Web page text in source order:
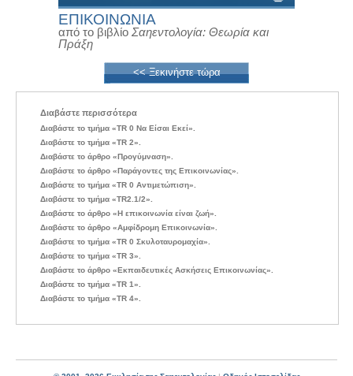
ΕΠΙΚΟΙΝΩΝΙΑ
από το βιβλίο Σαηεντολογία: Θεωρία και
Πράξη
<< Ξεκινήστε τώρα
Διαβάστε περισσότερα
Διαβάστε το τμήμα «TR 0 Να Είσαι Εκεί».
Διαβάστε το τμήμα «TR 2».
Διαβάστε το άρθρο «Προγύμναση».
Διαβάστε το άρθρο «Παράγοντες της Επικοινωνίας».
Διαβάστε το τμήμα «TR 0 Αντιμετώπιση».
Διαβάστε το τμήμα «TR2.1/2».
Διαβάστε το άρθρο «Η επικοινωνία είναι ζωή».
Διαβάστε το άρθρο «Αμφίδρομη Επικοινωνία».
Διαβάστε το τμήμα «TR 0 Σκυλοταυρομαχία».
Διαβάστε το τμήμα «TR 3».
Διαβάστε το άρθρο «Εκπαιδευτικές Ασκήσεις Επικοινωνίας».
Διαβάστε το τμήμα «TR 1».
Διαβάστε το τμήμα «TR 4».